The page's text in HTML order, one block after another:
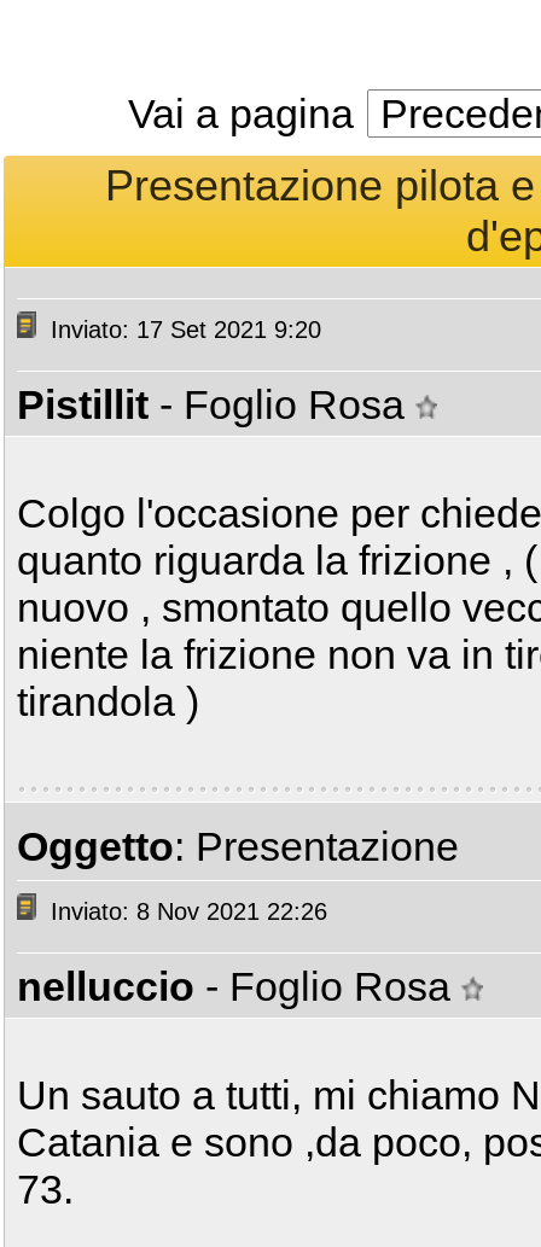
Vai a pagina
Presentazione pilota
Inviato: 17 Set 2021 9:20
Pistillit - Foglio Rosa
Colgo l'occasione per
quanto riguarda la frizione ,
nuovo , smontato quello
niente la frizione non va in
tirandola )
Oggetto: Presentazione
Inviato: 8 Nov 2021 22:26
nelluccio - Foglio Rosa
Un sauto a tutti, mi chiamo
Catania e sono ,da poco,
73.